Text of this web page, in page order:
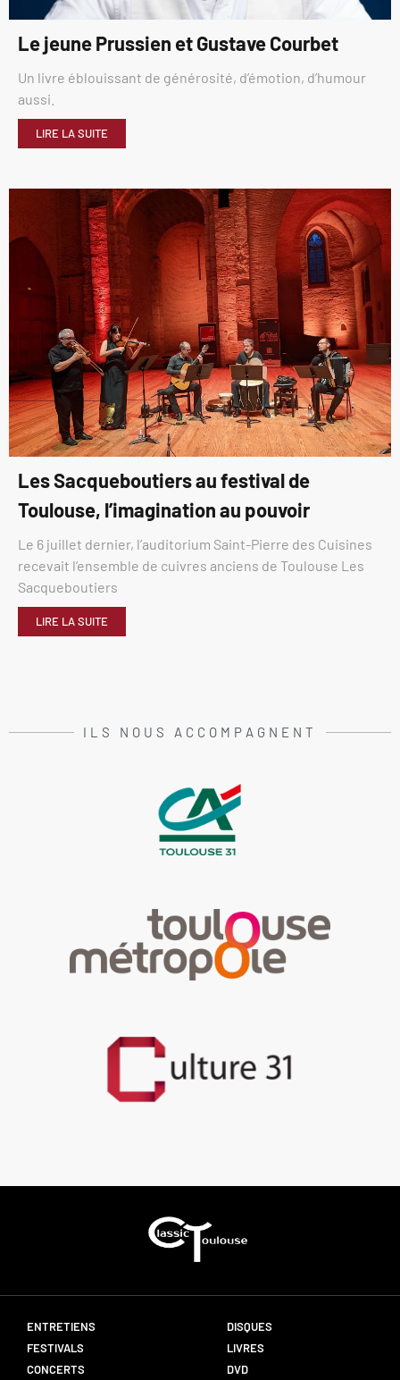
Le jeune Prussien et Gustave Courbet
Un livre éblouissant de générosité, d’émotion, d’humour
aussi.
LIRE LA SUITE
Les Sacqueboutiers au festival de
Toulouse, l’imagination au pouvoir
Le 6 juillet dernier, l’auditorium Saint-Pierre des Cuisines
recevait l’ensemble de cuivres anciens de Toulouse Les
Sacqueboutiers
LIRE LA SUITE
ILS NOUS ACCOMPAGNENT
ENTRETIENS
FESTIVALS
CONCERTS
DISQUES
LIVRES
DVD